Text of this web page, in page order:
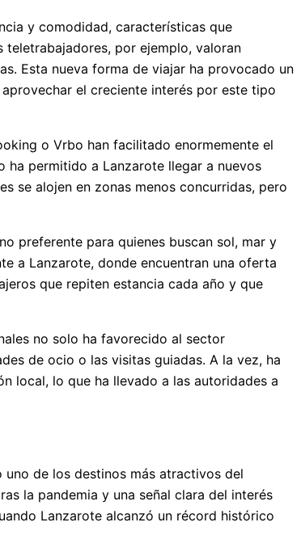
y comodidad, características que
teletrabajadores, por ejemplo, valoran
Esta nueva forma de viajar ha provocado un
el creciente interés por este tipo
o Vrbo han facilitado enormemente el
ha permitido a Lanzarote llegar a nuevos
se alojen en zonas menos concurridas, pero
preferente para quienes buscan sol, mar y
a Lanzarote, donde encuentran una oferta
que repiten estancia cada año y que
no solo ha favorecido al sector
de ocio o las visitas guiadas. A la vez, ha
local, lo que ha llevado a las autoridades a
de los destinos más atractivos del
la pandemia y una señal clara del interés
Lanzarote alcanzó un récord histórico